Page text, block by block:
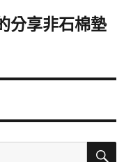
分享非石棉墊
搜